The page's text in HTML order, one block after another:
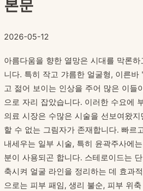
본문
2026-05-12
아름다움을 향한 열망은 시대를 막론
니다. 특히 작고 갸름한 얼굴형, 이른바
고 젊어 보이는 인상을 주어 많은 이들
으로 자리 잡았습니다. 이러한 수요에
의료 시장은 수많은 시술을 선보여왔
할 수 없는 그림자가 존재합니다. 빠르
내세우는 일부 시술, 특히 윤곽주사에
분이 사용되곤 합니다. 스테로이드는
축시켜 얼굴 라인을 정리하는 데 효과
으로는 피부 패임, 생리 불순, 피부 위